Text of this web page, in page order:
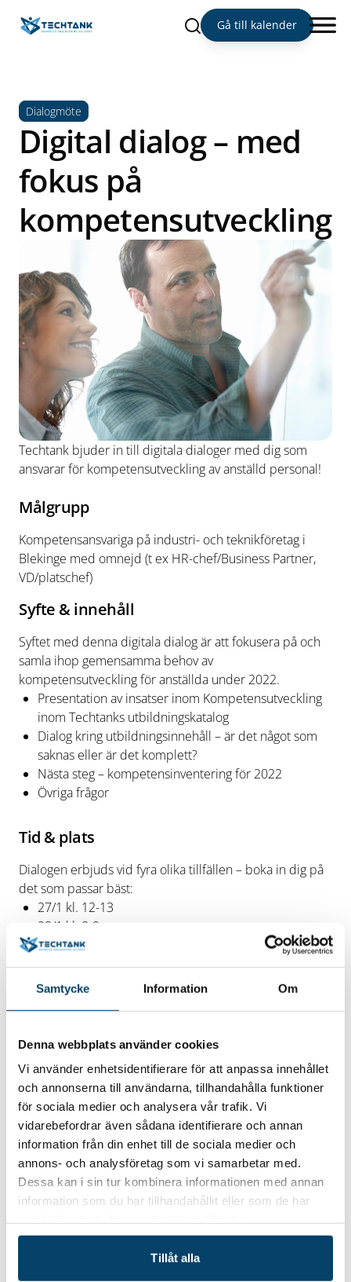
Samtycke Information Om
Denna webbplats använder cookies
Vi använder enhetsidentifierare för att anpassa innehållet
och annonserna till användarna, tillhandahålla funktioner
för sociala medier och analysera vår trafik. Vi
vidarebefordrar även sådana identifierare och annan
information från din enhet till de sociala medier och
annons- och analysföretag som vi samarbetar med.
Dessa kan i sin tur kombinera informationen med annan
information som du har tillhandahållit eller som de har
Tillåt alla
Sök Gå till kalender
Dialogmöte
Digital dialog – med
fokus på
kompetensutveckling
Techtank bjuder in till digitala dialoger med dig som
ansvarar för kompetensutveckling av anställd personal!
Målgrupp
Kompetensansvariga på industri- och teknikföretag i
Blekinge med omnejd (t ex HR-chef/Business Partner,
VD/platschef)
Syfte & innehåll
Syftet med denna digitala dialog är att fokusera på och
samla ihop gemensamma behov av
kompetensutveckling för anställda under 2022.
Presentation av insatser inom Kompetensutveckling
inom Techtanks utbildningskatalog
Dialog kring utbildningsinnehåll – är det något som
saknas eller är det komplett?
Nästa steg – kompetensinventering för 2022
Övriga frågor
Tid & plats
Dialogen erbjuds vid fyra olika tillfällen – boka in dig på
det som passar bäst:
27/1 kl. 12-13
28/1 kl. 8-9
1/2 kl. 8-9
2/2 kl. 12-13
Anmäl dig via Techtanks bokningssida
Obs! Om tiderna
inte passar går det givetvis bra att kontakta oss för
behjälplig i ditt företags kompetensutveckling. Se
kontaktuppgifter nedan!Varmt välkommen! Cecilia
Svensson, ansvarig kompetensutveckling och -försörjning
Techtank
Datum/tid
02-02
27/1, 28/1, 1/2 samt 2/2 2022